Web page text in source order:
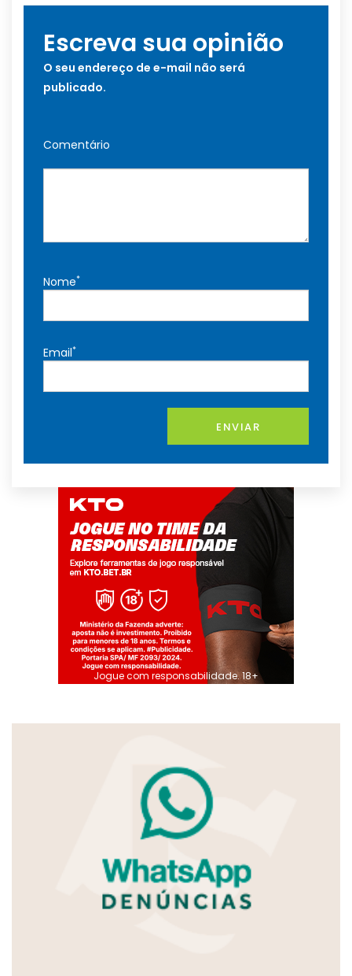
Escreva sua opinião
O seu endereço de e-mail não será
publicado.
Comentário
Nome*
Email*
ENVIAR
Jogue com responsabilidade. 18+